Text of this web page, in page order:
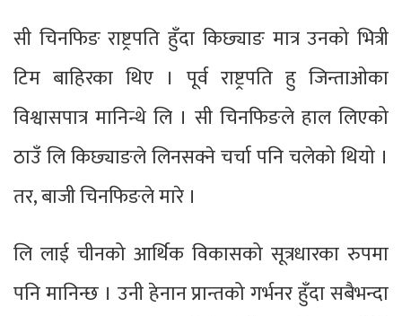
सी चिनफिङ राष्ट्रपति हुँदा किछ्याङ मात्र उनको भित्री
टिम बाहिरका थिए । पूर्व राष्ट्रपति हु जिन्ताओका
विश्वासपात्र मानिन्थे लि । सी चिनफिङले हाल लिएको
ठाउँ लि किछ्याङले लिनसक्ने चर्चा पनि चलेको थियो ।
तर, बाजी चिनफिङले मारे ।
लि लाई चीनको आर्थिक विकासको सूत्रधारका रुपमा
पनि मानिन्छ । उनी हेनान प्रान्तको गर्भनर हुँदा सबैभन्दा